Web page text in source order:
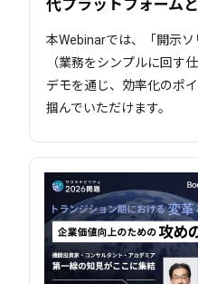
代プラットフォーム
本Webinarでは、「開示
（業務をシンプルに回す
デモを通じ、効率化のポ
掴んでいただけます。